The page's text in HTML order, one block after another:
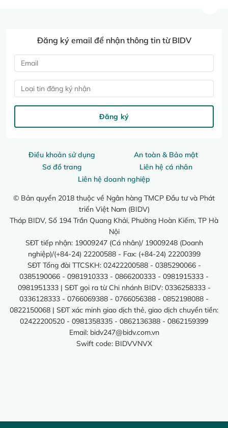
Điều khoản sử dụng
An toàn & Bảo mật
Sơ đồ trang
Liên hệ cá nhân
Liên hệ doanh nghiệp
© Bản quyền 2018 thuộc về Ngân hàng TMCP Đầu tư và Phát
triển Việt Nam (BIDV)
Tháp BIDV, Số 194 Trần Quang Khải, Phường Hoàn Kiếm, TP Hà
Nội
SĐT tiếp nhận: 19009247 (Cá nhân)/ 19009248 (Doanh
nghiệp)/(+84-24) 22200588 - Fax: (+84-24) 22200399
SĐT Tổng đài TTCSKH: 02422200588 - 0385290066 -
0385190066 - 0981910333 - 0866200333 - 0981915333 -
0981951333 | SĐT gọi ra từ Chi nhánh BIDV: 0336258333 -
0336128333 - 0766069388 - 0766056388 - 0852198088 -
0822150068 | SĐT xác minh giao dịch thẻ, giao dịch chuyển tiền:
02422200520 - 0981358335 - 0862136388 - 0862159399
Email: bidv247@bidv.com.vn
Swift code: BIDVVNVX
Đăng ký email để nhận thông tin từ BIDV
Loại tin đăng ký nhận
Đăng ký